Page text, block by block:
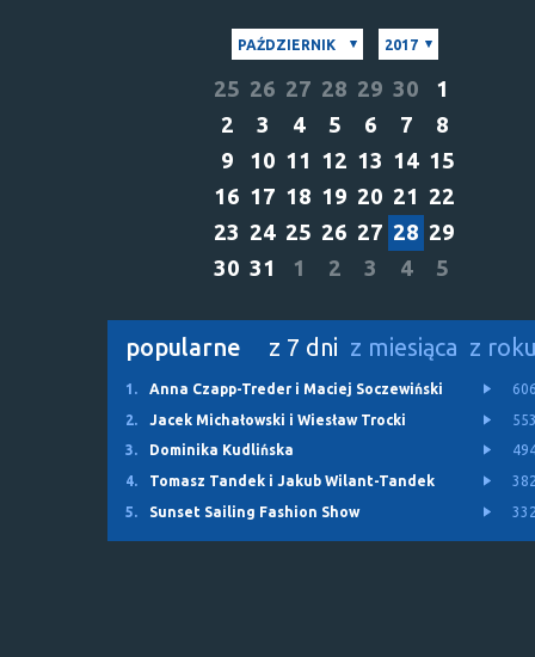
PAŹDZIERNIK 2017
25 26 27 28 29 30
1
2
3 4 5 6 7
8
9
10 11 12 13 14 15
16 17 18 19 20 21 22
23 24 25 26 27 28 29
30 31 1 2 3 4 5
popularne z 7 dni z miesiąca z
1. Anna Czapp-Treder i Maciej Soczewiński
2.
Jacek Michałowski i Wiesław Trocki
3.
Dominika Kudlińska
4.
Tomasz Tandek i Jakub Wilant-Tandek
5.
Sunset Sailing Fashion Show